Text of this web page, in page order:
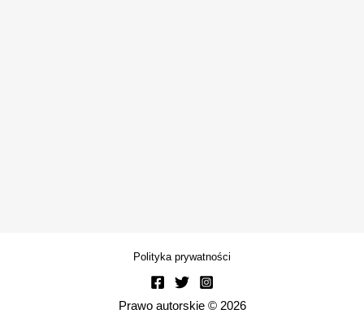
Polityka prywatności
Prawo autorskie © 2026